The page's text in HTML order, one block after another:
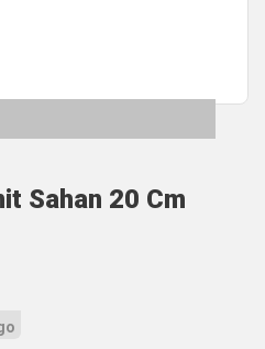
Sahan 20 Cm